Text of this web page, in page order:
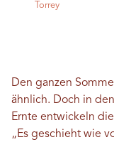
Torrey
Den ganzen
ähnlich. Doch in
Ernte entwickeln
„Es geschieht wie